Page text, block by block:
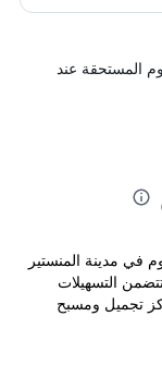
المستحقة عند
شاطىءوسبا هيليا إقامة بمستوى 4 نجوم في مدينة المنستير
التسهيلات
تجميل ومسبح